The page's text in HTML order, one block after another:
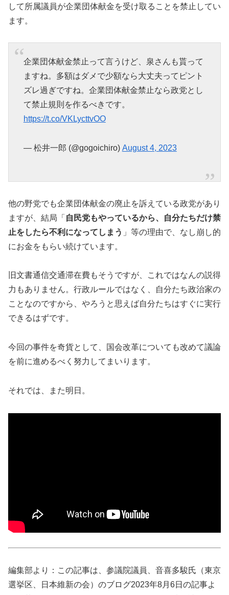
して所属議員が企業団体献金を受け取ることを禁止してい
ます。
企業団体献金禁止って言うけど、泉さんも貰って
ますね。多額はダメで少額なら大丈夫ってピント
ズレ過ぎですね。企業団体献金禁止なら政党とし
て禁止規則を作るべきです。
https://t.co/VKLycttvOO
— 松井一郎 (@gogoichiro) August 4, 2023
他の野党でも企業団体献金の廃止を訴えている政党があり
ますが、結局「 自民党もやっているから、自分たちだけ禁
止をしたら不利になってしまう 」等の理由で、なし崩し的
にお金をもらい続けています。
旧文書通信交通滞在費もそうですが、これではなんの説得
力もありません。行政ルールではなく、自分たち政治家の
ことなのですから、やろうと思えば自分たちはすぐに実行
できるはずです。
今回の事件を奇貨として、国会改革についても改めて議論
を前に進めるべく努力してまいります。
それでは、また明日。
編集部より：この記事は、参議院議員、音喜多駿氏（東京
選挙区、日本維新の会）のブログ2023年8月6日の記事よ